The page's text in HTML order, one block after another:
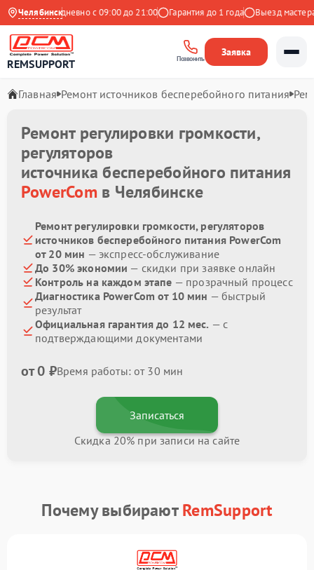
Челябинск
Ежедневно с 09:00 до 21:00 Гарантия до 1 года Выезд мастера
REMSUPPORT Позвонить
Заявка
Главная Ремонт источников бесперебойного питания
Ремонт регулировки громкости,
регуляторов
источника бесперебойного питания
PowerComв Челябинске
Ремонт регулировки громкости, регуляторов
источников бесперебойного питания PowerCom
от 20 мин — экспресс-обслуживание
До 30% экономии — скидки при заявке онлайн
Контроль на каждом этапе — прозрачный процесс
Диагностика PowerCom от 10 мин — быстрый
результат
Официальная гарантия до 12 мес. — с
подтверждающими документами
от 0 ₽Время работы: от 30 мин
Записаться
Скидка 20% при записи на сайте
Почему выбираютRemSupport